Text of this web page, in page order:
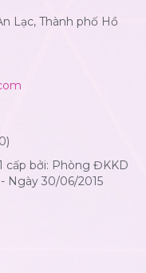
Lạc, Thành phố Hồ
cấp bởi: Phòng ĐKKD
Ngày 30/06/2015